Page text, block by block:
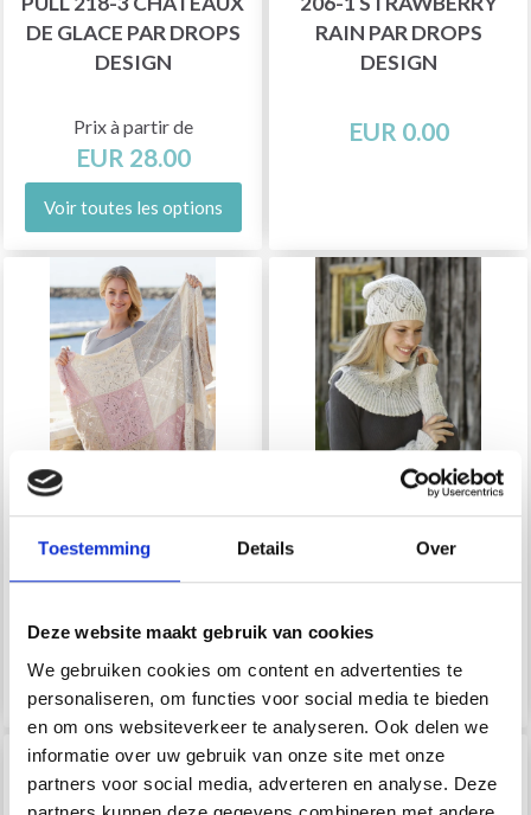
Toestemming Details Over
Deze website maakt gebruik van cookies
We gebruiken cookies om content en advertenties te
personaliseren, om functies voor social media te bieden
en om ons websiteverkeer te analyseren. Ook delen we
informatie over uw gebruik van onze site met onze
partners voor social media, adverteren en analyse. Deze
DE GLACE PAR DROPS
DESIGN
Prix à partir de
EUR 28.00
Voir toutes les options
RAIN PAR DROPS
DESIGN
EUR 0.00
198-1 CARRÉS DE
GLACE PAR DROPS
EUR 0.00
192-21 DUNES
D&#39;HIVER PAR
EUR 0.00